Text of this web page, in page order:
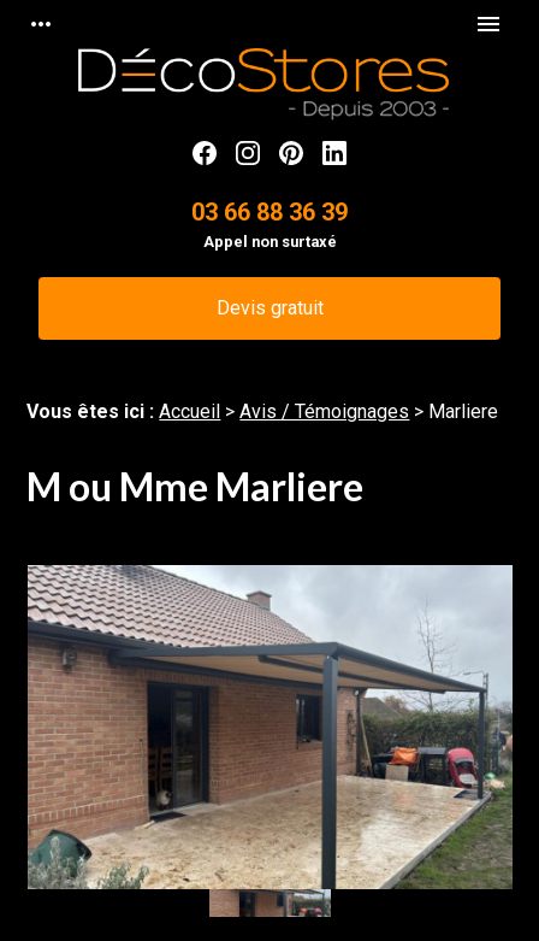
more_horiz menu
03 66 88 36 39
Appel non surtaxé
Devis gratuit
Vous êtes ici :Accueil >Avis / Témoignages > Marliere
M ou Mme Marliere